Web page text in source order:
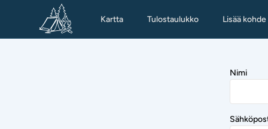
Kartta Tulostaulukko Lisää kohde
Nimi